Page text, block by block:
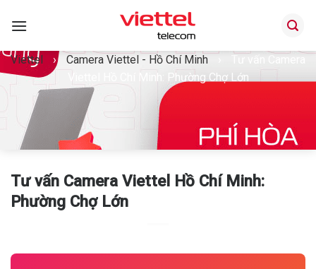
qua
dungViettel › Camera Viettel - Hồ Chí Minh
Viettel Hồ Chí Minh: Phường Chợ Lớn
Tư vấn Camera Viettel Hồ Chí Minh:
Phường Chợ Lớn